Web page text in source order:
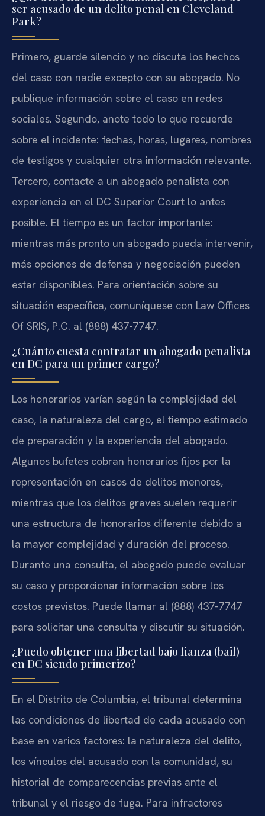
ser acusado de un delito penal en Cleveland
Park?
Primero, guarde silencio y no discuta los hechos
del caso con nadie excepto con su abogado. No
publique información sobre el caso en redes
sociales. Segundo, anote todo lo que recuerde
sobre el incidente: fechas, horas, lugares, nombres
de testigos y cualquier otra información relevante.
Tercero, contacte a un abogado penalista con
experiencia en el DC Superior Court lo antes
posible. El tiempo es un factor importante:
mientras más pronto un abogado pueda intervenir,
más opciones de defensa y negociación pueden
estar disponibles. Para orientación sobre su
situación específica, comuníquese con Law Offices
Of SRIS, P.C. al (888) 437-7747.
¿Cuánto cuesta contratar un abogado penalista
en DC para un primer cargo?
Los honorarios varían según la complejidad del
caso, la naturaleza del cargo, el tiempo estimado
de preparación y la experiencia del abogado.
Algunos bufetes cobran honorarios fijos por la
representación en casos de delitos menores,
mientras que los delitos graves suelen requerir
una estructura de honorarios diferente debido a
la mayor complejidad y duración del proceso.
Durante una consulta, el abogado puede evaluar
su caso y proporcionar información sobre los
costos previstos. Puede llamar al (888) 437-7747
para solicitar una consulta y discutir su situación.
¿Puedo obtener una libertad bajo fianza (bail)
en DC siendo primerizo?
En el Distrito de Columbia, el tribunal determina
las condiciones de libertad de cada acusado con
base en varios factores: la naturaleza del delito,
los vínculos del acusado con la comunidad, su
historial de comparecencias previas ante el
tribunal y el riesgo de fuga. Para infractores